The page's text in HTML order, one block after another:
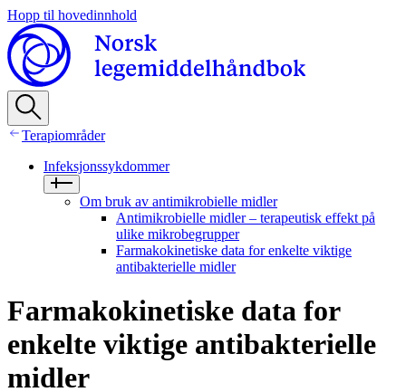
Hopp til hovedinnhold
Terapiområder
Infeksjonssykdommer
Om bruk av antimikrobielle midler
Antimikrobielle midler – terapeutisk effekt på
ulike mikrobegrupper
Farmakokinetiske data for enkelte viktige
antibakterielle midler
Farmakokinetiske data for
enkelte viktige antibakterielle
midler